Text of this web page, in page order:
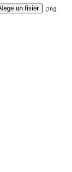
un fisier
.png